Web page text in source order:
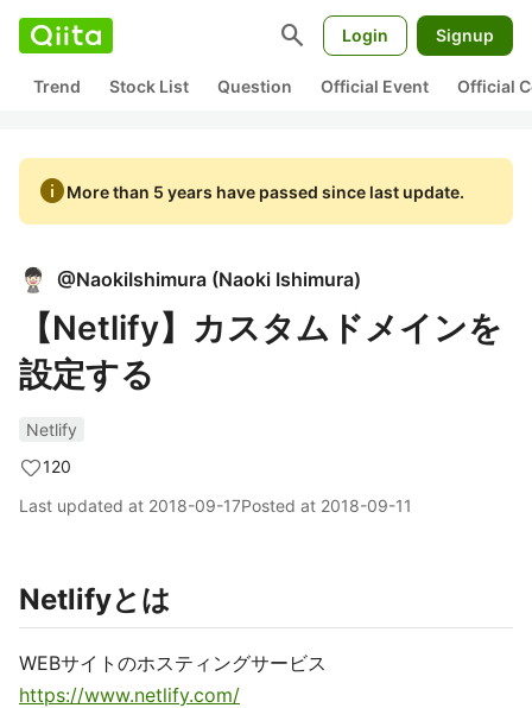
search Login Signup
Trend Stock List Question Official Event Official
infoMore than 5 years have passed since last update.
@NaokiIshimura (Naoki Ishimura)
【Netlify】カスタムドメインを
設定する
Netlify
120
Last updated at 2018-09-17Posted at 2018-09-11
Netlifyとは
WEBサイトのホスティングサービス
https://www.netlify.com/